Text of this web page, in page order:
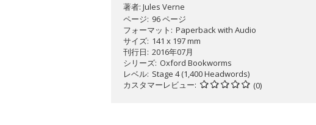
著者: Jules Verne
ページ 96 ページ
フォーマット
Paperback with Audio
サイズ 141 x 197 mm
刊行日 2016年07月
シリーズ Oxford Bookworms
レベル Stage 4 (1,400 Headwords)
カスタマーレビュー
(0)